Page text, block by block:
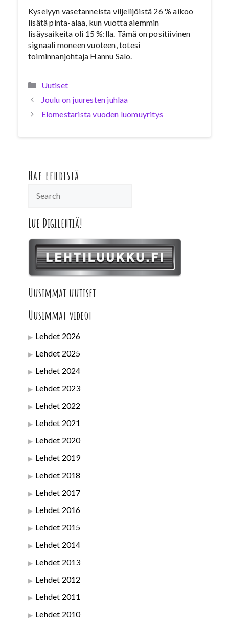
Kyselyyn vasetanneista viljelijöistä 26 % aikoo
lisätä pinta-alaa, kun vuotta aiemmin
lisäysaikeita oli 15 %:lla. Tämä on positiivinen
signaali moneen vuoteen, totesi
toiminnanjohtaja Hannu Salo.
Kategoriat
Uutiset
Joulu on juuresten juhlaa
Elomestarista vuoden luomuyritys
Hae lehdistä
Lue Digilehtiä!
Uusimmat uutiset
Uusimmat videot
Lehdet 2026
Lehdet 2025
Lehdet 2024
Lehdet 2023
Lehdet 2022
Lehdet 2021
Lehdet 2020
Lehdet 2019
Lehdet 2018
Lehdet 2017
Lehdet 2016
Lehdet 2015
Lehdet 2014
Lehdet 2013
Lehdet 2012
Lehdet 2011
Lehdet 2010